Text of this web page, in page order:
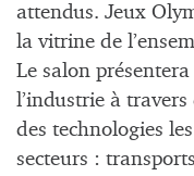
attendus. Jeux
la vitrine de
Le salon
l’industrie à
des technologies
secteurs :